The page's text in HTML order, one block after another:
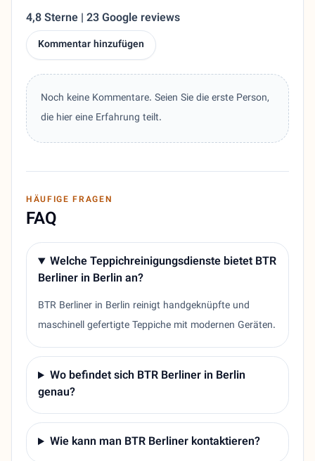
4,8 Sterne | 23 Google reviews
Kommentar hinzufügen
Noch keine Kommentare. Seien Sie die erste Person,
die hier eine Erfahrung teilt.
HÄUFIGE FRAGEN
FAQ
Welche Teppichreinigungsdienste bietet BTR
Berliner in Berlin an?
BTR Berliner in Berlin reinigt handgeknüpfte und
maschinell gefertigte Teppiche mit modernen Geräten.
Wo befindet sich BTR Berliner in Berlin
genau?
Wie kann man BTR Berliner kontaktieren?